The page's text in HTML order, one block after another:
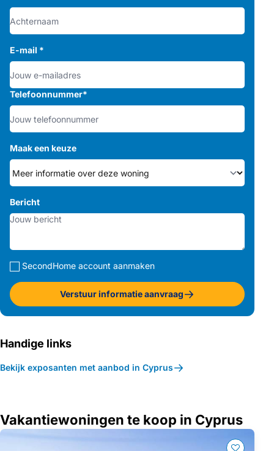
E-mail *
Telefoonnummer*
Maak een keuze
Bericht
SecondHome account aanmaken
Verstuur informatie aanvraag
Handige links
Bekijk exposanten met aanbod in Cyprus
Vakantiewoningen te koop in Cyprus